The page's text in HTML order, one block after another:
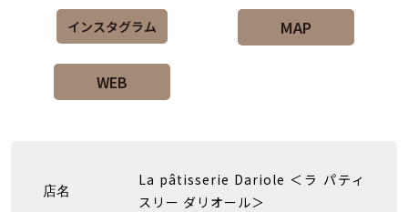
インスタグラム MAP
WEB
店名
La pâtisserie Dariole ＜ラ パティ
スリー ダリオール＞